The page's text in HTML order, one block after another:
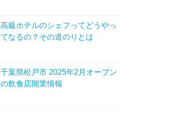
高級ホテルのシェフってどうやっ
てなるの？その道のりとは
千葉県松戸市 2025年2月オープン
の飲食店開業情報